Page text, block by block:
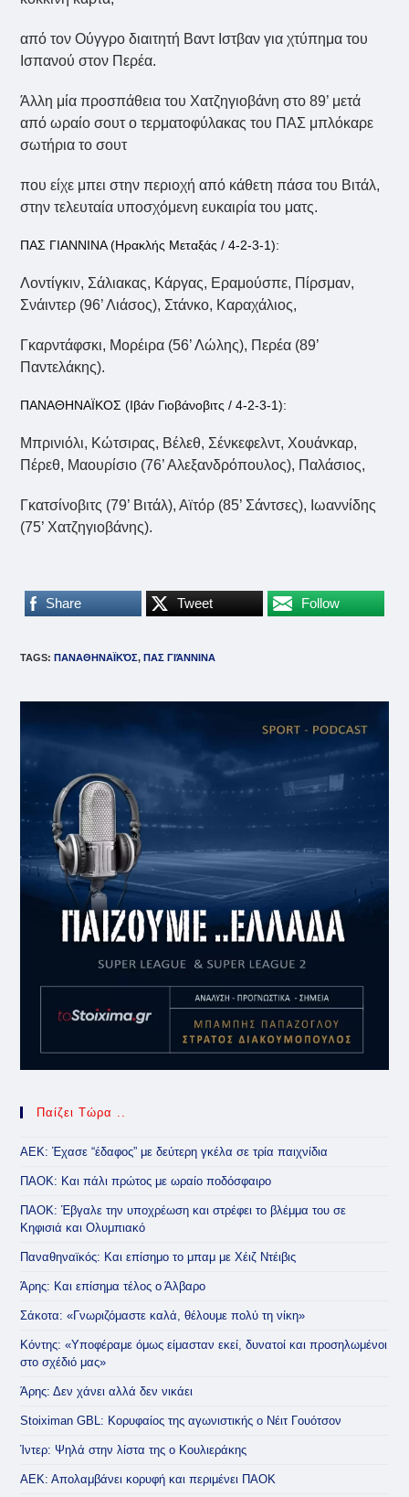
από τον Ούγγρο διαιτητή Βαντ Ιστβαν για χτύπημα του
Ισπανού στον Περέα.
Άλλη μία προσπάθεια του Χατζηγιοβάνη στο 89’ μετά
από ωραίο σουτ ο τερματοφύλακας του ΠΑΣ μπλόκαρε
σωτήρια το σουτ
που είχε μπει στην περιοχή από κάθετη πάσα του Βιτάλ,
στην τελευταία υποσχόμενη ευκαιρία του ματς.
ΠΑΣ ΓΙΑΝΝΙΝΑ (Ηρακλής Μεταξάς / 4-2-3-1):
Λοντίγκιν, Σάλιακας, Κάργας, Εραμούσπε, Πίρσμαν,
Σνάιντερ (96’ Λιάσος), Στάνκο, Καραχάλιος,
Γκαρντάφσκι, Μορέιρα (56’ Λώλης), Περέα (89’
Παντελάκης).
ΠΑΝΑΘΗΝΑΪΚΟΣ (Ιβάν Γιοβάνοβιτς / 4-2-3-1):
Μπρινιόλι, Κώτσιρας, Βέλεθ, Σένκεφελντ, Χουάνκαρ,
Πέρεθ, Μαουρίσιο (76’ Αλεξανδρόπουλος), Παλάσιος,
Γκατσίνοβιτς (79’ Βιτάλ), Αϊτόρ (85’ Σάντσες), Ιωαννίδης
(75’ Χατζηγιοβάνης).
Share Tweet Follow
TAGS: ΠΑΝΑΘΗΝΑΪΚΌΣ, ΠΑΣ ΓΙΆΝΝΙΝΑ
Παίζει Τώρα ..
ΑΕΚ: Έχασε “έδαφος” με δεύτερη γκέλα σε τρία παιχνίδια
ΠΑΟΚ: Και πάλι πρώτος με ωραίο ποδόσφαιρο
ΠΑΟΚ: Έβγαλε την υποχρέωση και στρέφει το βλέμμα του σε
Κηφισιά και Ολυμπιακό
Παναθηναϊκός: Και επίσημο το μπαμ με Χέιζ Ντέιβις
Άρης: Και επίσημα τέλος ο Άλβαρο
Σάκοτα: «Γνωριζόμαστε καλά, θέλουμε πολύ τη νίκη»
Κόντης: «Υποφέραμε όμως είμασταν εκεί, δυνατοί και προσηλωμένοι
στο σχέδιό μας»
Άρης: Δεν χάνει αλλά δεν νικάει
Stoiximan GBL: Κορυφαίος της αγωνιστικής ο Νέιτ Γουότσον
Ίντερ: Ψηλά στην λίστα της ο Κουλιεράκης
ΑΕΚ: Απολαμβάνει κορυφή και περιμένει ΠΑΟΚ